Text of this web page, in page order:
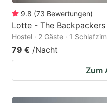
9.8 (73 Bewertungen)
Lotte - The Backpackers
Hostel · 2 Gäste · 1
79 € /Nacht
Zum